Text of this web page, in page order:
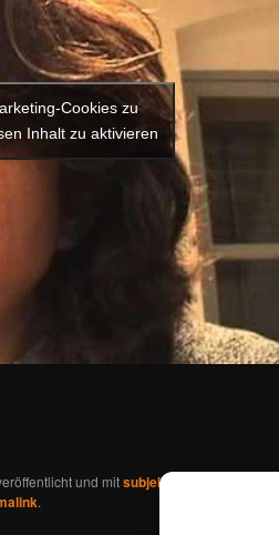
Cookies zu
Inhalt zu aktivieren
und mitsubjektive 'oral history'
.